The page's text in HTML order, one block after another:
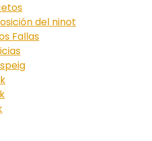
del ninot
Fallas